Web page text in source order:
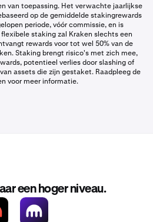
van toepassing. Het verwachte jaarlijkse
op de gemiddelde stakingrewards
periode, vóór commissie, en is
staking zal Kraken slechts een
rewards voor tot wel 50% van de
Staking brengt risico's met zich mee,
potentieel verlies door slashing of
assets die zijn gestaket. Raadpleeg de
voor meer informatie.
een hoger niveau.